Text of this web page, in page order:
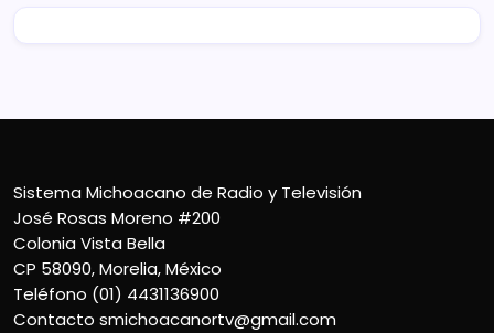
Sistema Michoacano de Radio y Televisión
José Rosas Moreno #200
Colonia Vista Bella
CP 58090, Morelia, México
Teléfono (01) 4431136900
Contacto smichoacanortv@gmail.com